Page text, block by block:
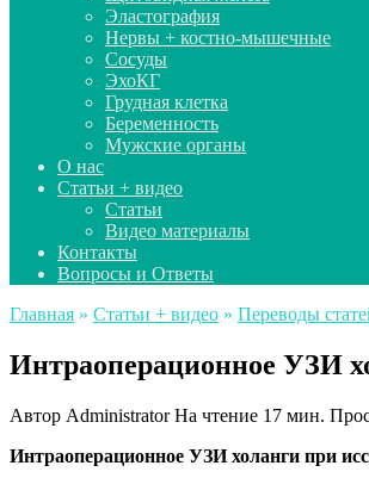
Эластография
Нервы + костно-мышечные
Сосуды
ЭхоКГ
Грудная клетка
Беременность
Мужские органы
О нас
Статьи + видео
Статьи
Видео материалы
Контакты
Вопросы и Ответы
Главная » Статьи + видео » Переводы
Интраоперационное УЗИ
Автор Administrator На чтение 17 мин.
Интраоперационное УЗИ холанги при